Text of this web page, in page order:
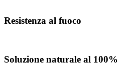
Resistenza al fuoco
Soluzione naturale al 100%